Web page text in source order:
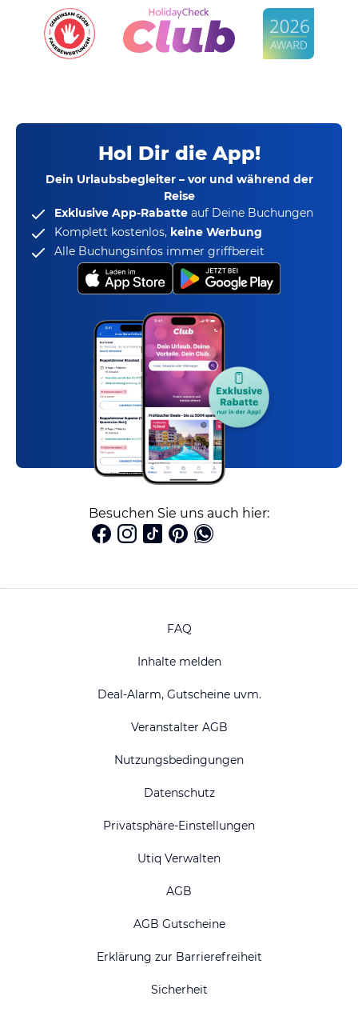
Hol Dir die App!
Dein Urlaubsbegleiter – vor und während der
Reise
Exklusive App-Rabatte auf Deine Buchungen
Komplett kostenlos, keine Werbung
Alle Buchungsinfos immer griffbereit
Besuchen Sie uns auch hier:
FAQ
Inhalte melden
Deal-Alarm, Gutscheine uvm.
Veranstalter AGB
Nutzungsbedingungen
Datenschutz
Privatsphäre-Einstellungen
Utiq Verwalten
AGB
AGB Gutscheine
Erklärung zur Barrierefreiheit
Sicherheit